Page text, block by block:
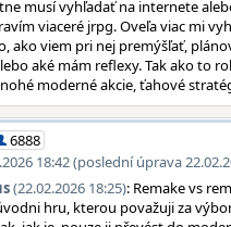
musí vyhľadať na internete
viaceré jrpg. Oveľa viac mi
ako viem pri nej premýšľať,
aké mám reflexy. Tak ako to
moderné akcie, ťahové
6888
18:42 (poslední úprava
(22.02.2026 18:25): Remake vs
hru, kterou považuji za